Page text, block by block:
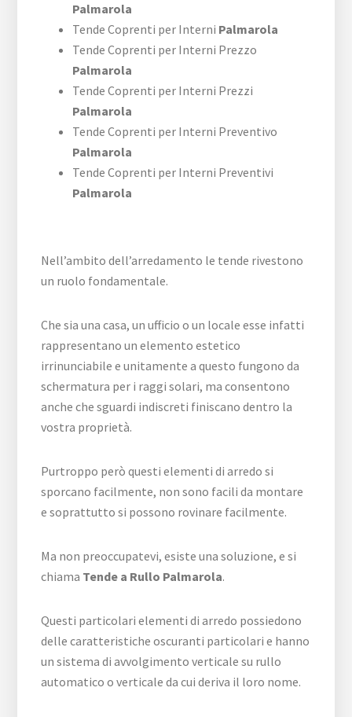
Palmarola
Tende Coprenti per Interni Palmarola
Tende Coprenti per Interni Prezzo
Palmarola
Tende Coprenti per Interni Prezzi
Palmarola
Tende Coprenti per Interni Preventivo
Palmarola
Tende Coprenti per Interni Preventivi
Palmarola
Nell’ambito dell’arredamento le tende rivestono
un ruolo fondamentale.
Che sia una casa, un ufficio o un locale esse infatti
rappresentano un elemento estetico
irrinunciabile e unitamente a questo fungono da
schermatura per i raggi solari, ma consentono
anche che sguardi indiscreti finiscano dentro la
vostra proprietà.
Purtroppo però questi elementi di arredo si
sporcano facilmente, non sono facili da montare
e soprattutto si possono rovinare facilmente.
Ma non preoccupatevi, esiste una soluzione, e si
chiama Tende a Rullo Palmarola.
Questi particolari elementi di arredo possiedono
delle caratteristiche oscuranti particolari e hanno
un sistema di avvolgimento verticale su rullo
automatico o verticale da cui deriva il loro nome.